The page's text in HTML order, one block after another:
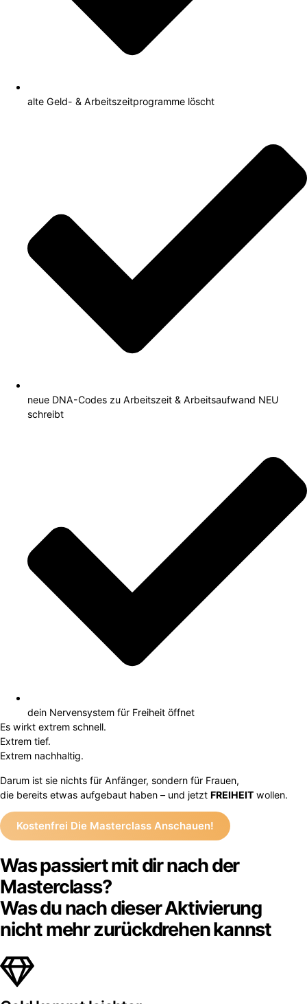
alte Geld- & Arbeitszeitprogramme löscht
neue DNA-Codes zu Arbeitszeit & Arbeitsaufwand NEU
schreibt
dein Nervensystem für Freiheit öffnet
Es wirkt extrem schnell.
Extrem tief.
Extrem nachhaltig.
Darum ist sie nichts für Anfänger, sondern für Frauen,
die bereits etwas aufgebaut haben – und jetzt FREIHEIT wollen.
Kostenfrei Die Masterclass Anschauen!
Was passiert mit dir nach der
Masterclass?
Was du nach dieser Aktivierung
nicht mehr zurückdrehen kannst